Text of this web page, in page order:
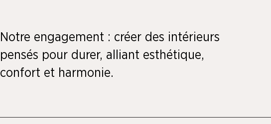
Notre engagement : créer des intérieurs
pensés pour durer, alliant esthétique,
confort et harmonie.